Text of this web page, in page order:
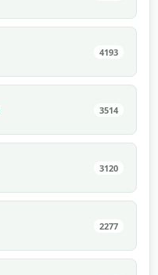
4193
3514
3120
2277